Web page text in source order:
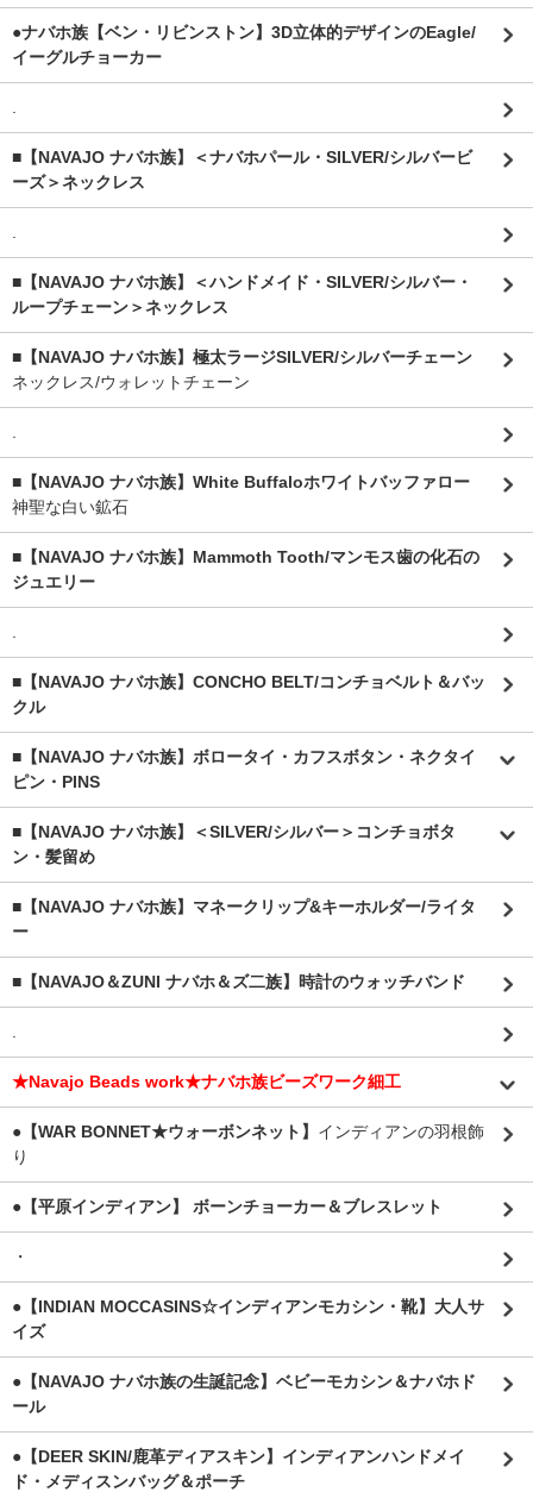
●ナバホ族【ベン・リビンストン】3D立体的デザインのEagle/
イーグルチョーカー
■【NAVAJO ナバホ族】＜ナバホパール・SILVER/シルバービ
ーズ＞ネックレス
■【NAVAJO ナバホ族】＜ハンドメイド・SILVER/シルバー・
ループチェーン＞ネックレス
■【NAVAJO ナバホ族】極太ラージSILVER/シルバーチェーン
ネックレス/ウォレットチェーン
■【NAVAJO ナバホ族】White Buffaloホワイトバッファロー
神聖な白い鉱石
■【NAVAJO ナバホ族】Mammoth Tooth/マンモス歯の化石の
ジュエリー
■【NAVAJO ナバホ族】CONCHO BELT/コンチョベルト＆バッ
クル
■【NAVAJO ナバホ族】ボロータイ・カフスボタン・ネクタイ
ピン・PINS
■【NAVAJO ナバホ族】＜SILVER/シルバー＞コンチョボタ
ン・髪留め
■【NAVAJO ナバホ族】マネークリップ&キーホルダー/ライタ
ー
■【NAVAJO＆ZUNI ナバホ＆ズ二族】時計のウォッチバンド
★Navajo Beads work★ナバホ族ビーズワーク細工
●【WAR BONNET★ウォーボンネット】 インディアンの羽根飾
り
●【平原インディアン】 ボーンチョーカー＆ブレスレット
・
●【INDIAN MOCCASINS☆インディアンモカシン・靴】大人サ
イズ
●【NAVAJO ナバホ族の生誕記念】ベビーモカシン＆ナバホド
ール
●【DEER SKIN/鹿革ディアスキン】インディアンハンドメイ
ド・メディスンバッグ＆ポーチ